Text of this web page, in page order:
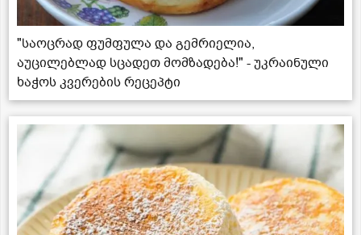
"საოცრად ფუმფულა და გემრიელია,
აუცილებლად სცადეთ მომზადება!" - უკრაინული
ხაჭოს კვერების რეცეპტი